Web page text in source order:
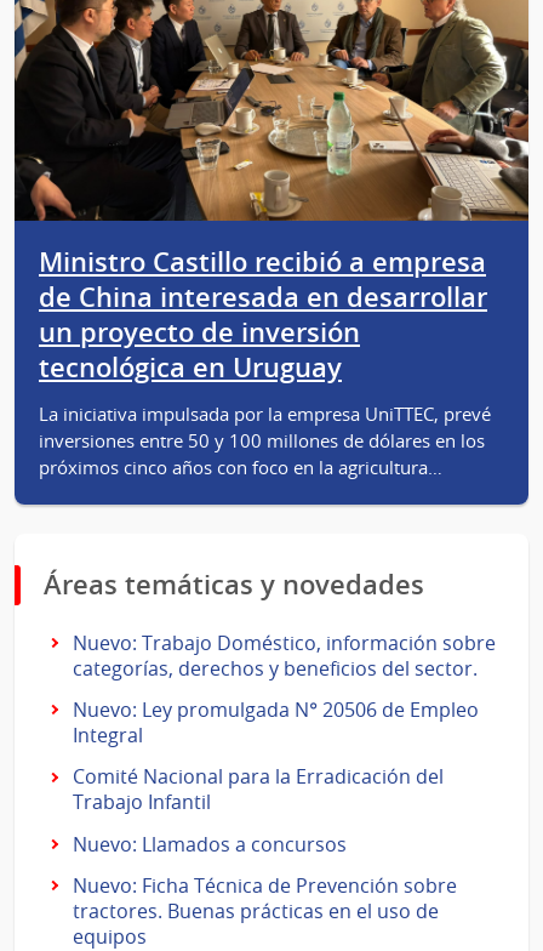
Ministro Castillo recibió a empresa
de China interesada en desarrollar
un proyecto de inversión
tecnológica en Uruguay
La iniciativa impulsada por la empresa UniTTEC, prevé
inversiones entre 50 y 100 millones de dólares en los
próximos cinco años con foco en la agricultura…
Áreas temáticas y novedades
Nuevo: Trabajo Doméstico, información sobre
categorías, derechos y beneficios del sector.
Nuevo: Ley promulgada N° 20506 de Empleo
Integral
Comité Nacional para la Erradicación del
Trabajo Infantil
Nuevo: Llamados a concursos
Nuevo: Ficha Técnica de Prevención sobre
tractores. Buenas prácticas en el uso de
equipos